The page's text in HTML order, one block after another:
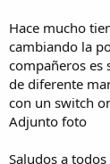
Hace mucho
cambiando la
compañeros es
de diferente
con un switch
Adjunto foto
Saludos a todos